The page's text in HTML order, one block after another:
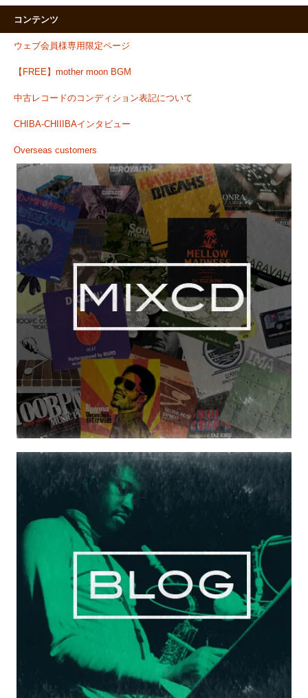
コンテンツ
ウェブ会員様専用限定ページ
【FREE】mother moon BGM
中古レコードのコンディション表記について
CHIBA-CHIIIBAインタビュー
Overseas customers